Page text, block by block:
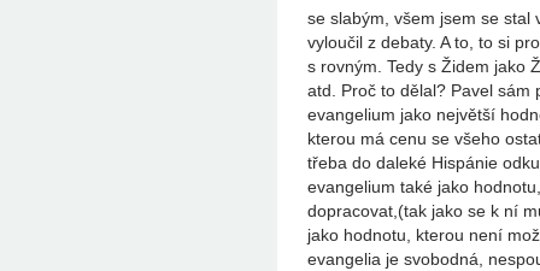
se slabým, všem jsem se stal
vyloučil z debaty. A to, to si
s rovným. Tedy s Židem jako
atd. Proč to dělal? Pavel sám
evangelium jako největší
kterou má cenu se všeho
třeba do daleké Hispánie
evangelium také jako
dopracovat,(tak jako se k ní
jako hodnotu, kterou není
evangelia je svobodná,